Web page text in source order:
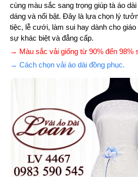
cùng màu sắc sang trọng giúp tà áo
dáng và nổi bật. Đây là lựa chọn lý
tiệc, lễ cưới, làm sui hay dành cho
sự khác biệt và đẳng cấp.
→ Màu sắc vải giống từ 90% đến 98%
→ Cách chọn vải áo dài đồng phục.